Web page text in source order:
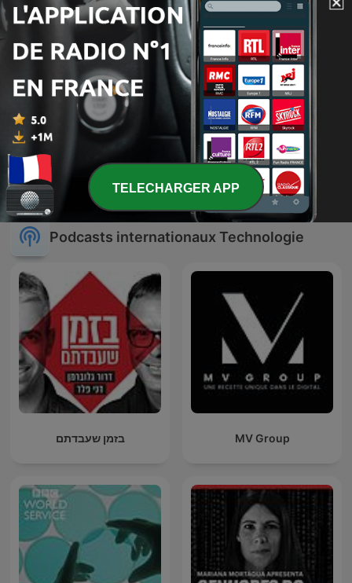
Nouveau monde Génération Do It Yourself
Podcasts internationaux Technologie
בזמן שעבדתם MV Group
TELECHARGER APP